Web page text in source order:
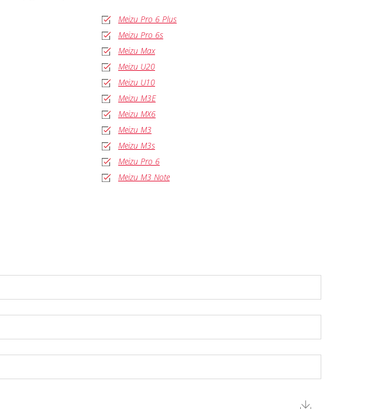
Meizu Pro 6 Plus
Meizu Pro 6s
Meizu Max
Meizu U20
Meizu U10
Meizu M3E
Meizu MX6
Meizu M3
Meizu M3s
Meizu Pro 6
Meizu M3 Note